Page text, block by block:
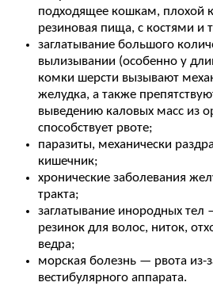
подходящее кошкам, плохой
резиновая пища, с костями и
заглатывание большого
вылизывании (особенно у
комки шерсти вызывают
желудка, а также
выведению каловых масс из
способствует рвоте;
паразиты, механически
кишечник;
хронические заболевания
тракта;
заглатывание инородных
резинок для волос, ниток,
ведра;
морская болезнь — рвота из-
вестибулярного аппарата.